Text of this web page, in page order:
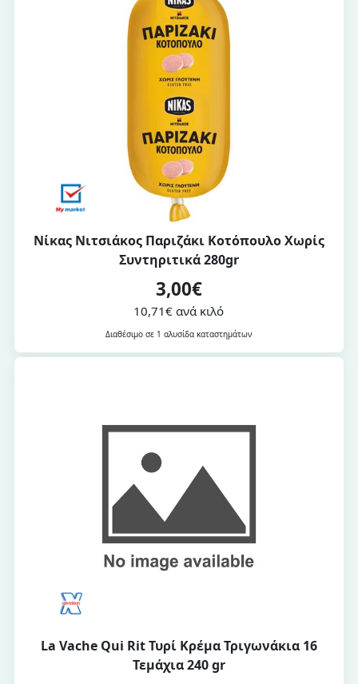
Νίκας Nιτσιάκος Παριζάκι Κοτόπουλο Χωρίς
Συντηριτικά 280gr
3,00€
10,71€ ανά κιλό
Διαθέσιμο σε 1 αλυσίδα καταστημάτων
La Vache Qui Rit Τυρί Κρέμα Τριγωνάκια 16
Τεμάχια 240 gr